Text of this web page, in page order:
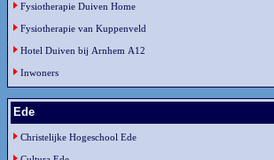
Fysiotherapie Duiven Home
Fysiotherapie van Kuppenveld
Hotel Duiven bij Arnhem A12
Inwoners
Ede
Christelijke Hogeschool Ede